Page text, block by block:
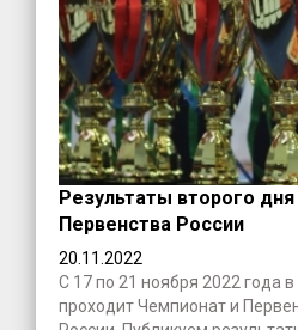
Результаты второго
Первенства России
20.11.2022
С 17 по 21 ноября 2022 года
проходит Чемпионат и